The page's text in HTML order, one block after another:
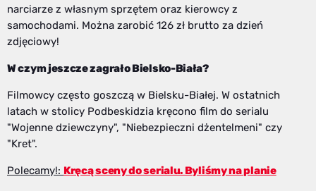
narciarze z własnym sprzętem oraz kierowcy z
samochodami. Można zarobić 126 zł brutto za dzień
zdjęciowy!
W czym jeszcze zagrało Bielsko-Biała?
Filmowcy często goszczą w Bielsku-Białej. W ostatnich
latach w stolicy Podbeskidzia kręcono film do serialu
"Wojenne dziewczyny", "Niebezpieczni dżentelmeni" czy
"Kret".
Polecamy!: Kręcą sceny do serialu. Byliśmy na planie